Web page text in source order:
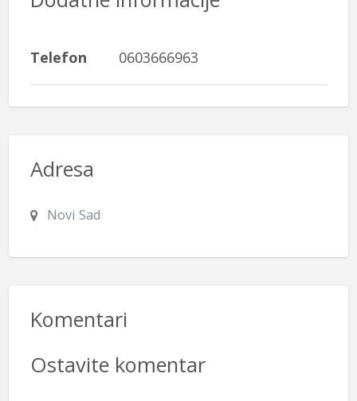
Telefon 0603666963
Adresa
Novi Sad
Komentari
Ostavite komentar